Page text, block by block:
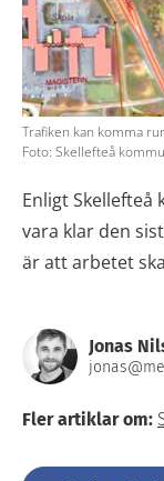
Trafiken kan komma
Foto: Skellefteå
Enligt
vara klar den
är att arbetet
Jonas
Fler artiklar om: